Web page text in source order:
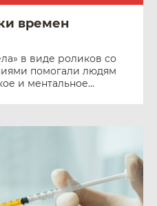
времен
в виде роликов со
помогали людям
и ментальное